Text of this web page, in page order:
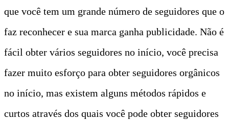
que você tem um grande número de seguidores que o
faz reconhecer e sua marca ganha publicidade. Não é
fácil obter vários seguidores no início, você precisa
fazer muito esforço para obter seguidores orgânicos
no início, mas existem alguns métodos rápidos e
curtos através dos quais você pode obter seguidores